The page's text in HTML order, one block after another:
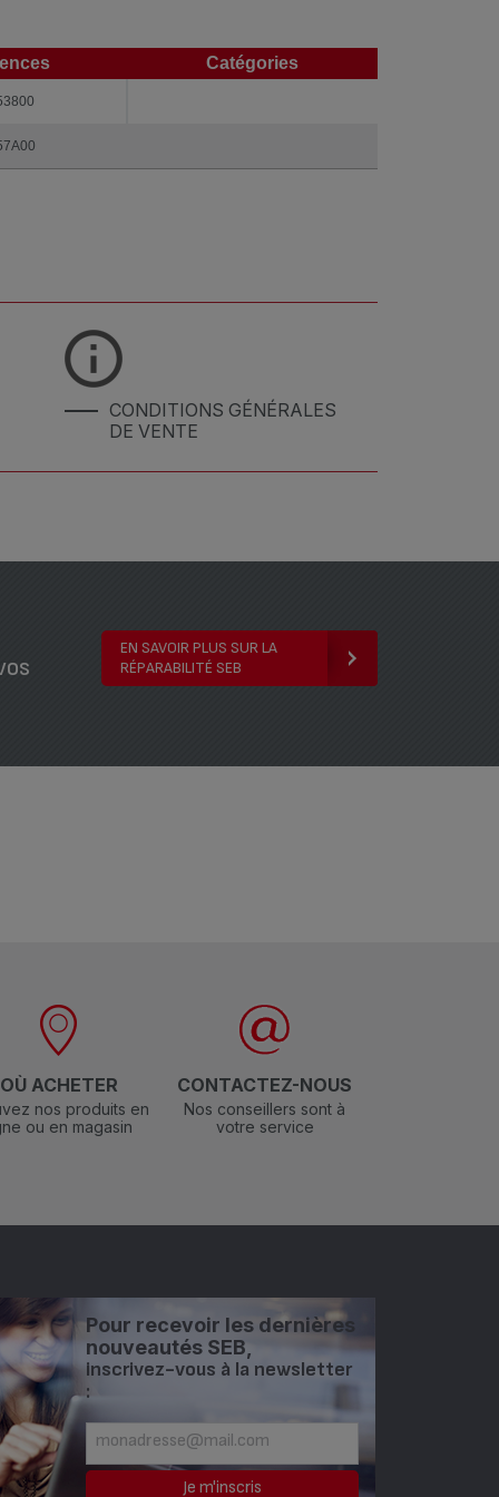
Catégories
CONDITIONS GÉNÉRALES
DE VENTE
EN SAVOIR PLUS SUR LA
RÉPARABILITÉ SEB
OÙ ACHETER
nos produits en
ou en magasin
CONTACTEZ-NOUS
Nos conseillers sont à
votre service
Pour recevoir les dernières
nouveautés SEB,
inscrivez-vous à la newsletter
: